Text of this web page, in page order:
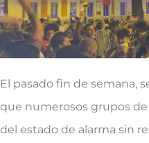
El pasado fin de semana,
que numerosos grupos
del estado de alarma sin